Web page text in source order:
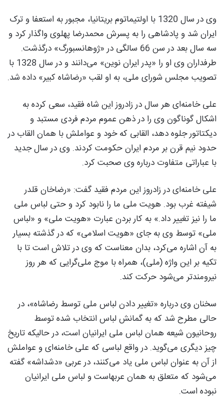
وی در سال 1320 با اولتیماتوم بریتانیا، مجبور به استعفا و ترک
ایران شد و پادشاهی را به پسرش محمدرضا پهلوی واگذار کرد و
سه سال بعد در سن 66 سالگی در «ژوهانسبورگ» درگذشت.
طرفداران وی او را «پدر ایران نوین» می‌دانند و در سال 1328 با
تصویب مجلس شورای ملی، به او لقب «رضاشاه کبیر» داده شد.
علی خامنه‌ای هر سال در زادروز این شاه فقید، سعی کرده به
اشکال گوناگون وی را در ذهن عموم مردم فردی مستبد و
دیکتاتور جلوه دهد، القابی که خود و عواملش با همان القاب در
حدود نیم قرن بر مردم ایران حکومت کردند. وی در سال جدید
با عباراتی متفاوت درباره وی صحبت کرد.
علی خامنه‌ای در زادروز این مردم فقید گفت: «رضاخان قلدر
شیفته غرب بود. هویت ملی ما را نابود کرد و حتی لباس ملی
ما را نیز تغییر داد.» به کار بردن عبارت «هویت ملی» و «لباس
ملی» توسط وی به جای «هویت اسلامی» که در گذشته بسیار
به آن اشاره می‌کرد، بدان معناست که وی در تلاش است تا با
تکیه بر این واژه (ملی)، همراه با موج ملی‌گرایی که هر روز
نیرومندتر می‌شود حرکت کند.
سخنان وی درباره «تغییر دادن لباس ملی توسط رضاشاه»، در
حالی مطرح شد که به گمانش لباس انتخاب شده توسط
روحانیون شیعه همان لباس ملی ایرانیان است، در حالیکه تاریخ
چیز دیگری می‌گوید. در واقع لباسی که علی خامنه‌ای و عواملش
از آن به عنوان لباس ملی یاد می‌کنند، در عربی «دشداشه» گفته
می‌شود که متعلق به همان عربهاست و لباس ملی ایرانیان
نبوده است.